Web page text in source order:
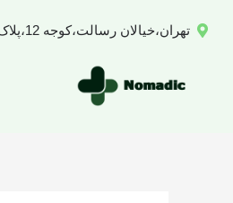
تهران،خیالان رسالت،کوجه 12،پلاک 234